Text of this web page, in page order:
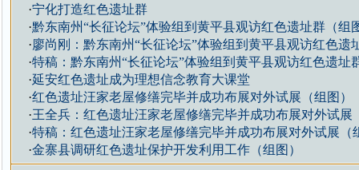
·宁化打造红色遗址群
·黔东南州“长征论坛”体验组到黄平县观访红色遗址群（组
·廖尚刚：黔东南州“长征论坛”体验组到黄平县观访红色遗
·特稿：黔东南州“长征论坛”体验组到黄平县观访红色遗址
·延安红色遗址成为理想信念教育大课堂
·红色遗址汪家老屋修缮完毕并成功布展对外试展（组图）
·王全兵：红色遗址汪家老屋修缮完毕并成功布展对外试展
·特稿：红色遗址汪家老屋修缮完毕并成功布展对外试展（
·金寨县调研红色遗址保护开发利用工作（组图）